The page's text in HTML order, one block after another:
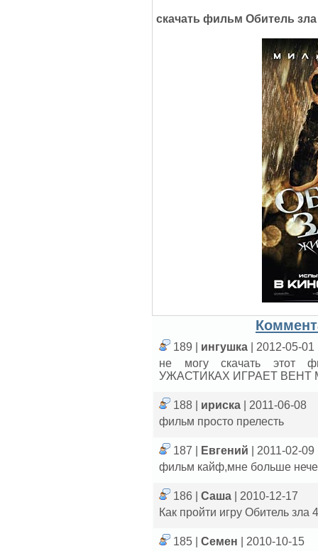
скачать фильм Обитель
189 | ингушка
| 2012-05-01
не могу скачать
УЖАСТИКАХ ИГРАЕТ ВЕНТ
188 | ириска
| 2011-06-08
фильм просто прелесть
187 | Евгений
| 2011-02-09
фильм кайф,мне больше
186 | Саша
| 2010-12-17
Как пройти игру Обитель зла
185 | Семен
| 2010-10-15